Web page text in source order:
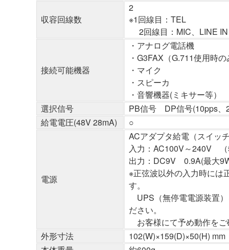
収容回線数
2
※1回線目：TEL
2回線目：MIC、LINE
接続可能機器
・アナログ電話機
・G3FAX（G.711使用時
・マイク
・スピーカ
・音響機器(ミキサー等）
選択信号
PB信号 DP信号(10pps、
給電電圧(48V 28mA)
○
電源
ACアダプタ給電（スイッ
入力：AC100V～240V
出力：DC9V 0.9A(最大
※正弦波以外の入力時には
す。
UPS（無停電電源装置
ださい。
お客様にて予め動作を
外形寸法
102(W)×159(D)×50(H)